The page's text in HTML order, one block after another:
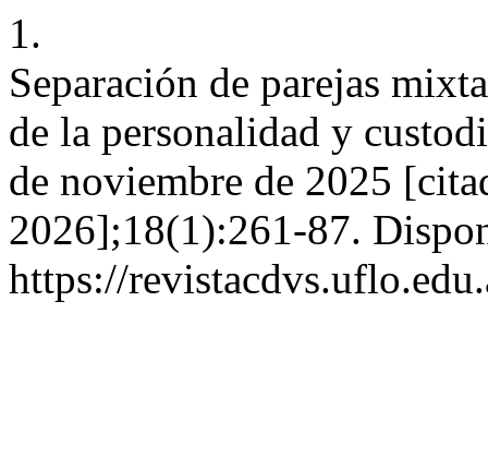
1.
Separación de parejas
de la personalidad y
de noviembre de 2025
2026];18(1):261-87.
https://